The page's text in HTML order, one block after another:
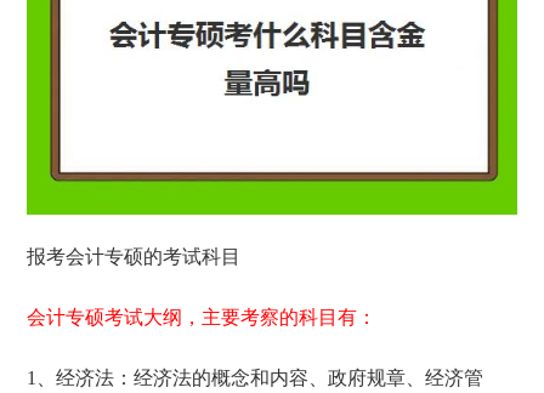
报考会计专硕的考试科目
会计专硕考试大纲，主要考察的科目有：
1、经济法：经济法的概念和内容、政府规章、经济管